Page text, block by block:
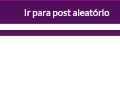
Ir para post aleatório